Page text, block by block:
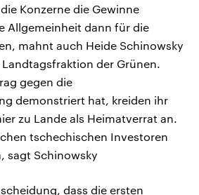
Konzerne die Gewinne
Allgemeinheit dann für die
mahnt auch Heide Schinowsky
der Grünen.
gegen die
demonstriert hat, kreiden ihr
zu Lande als Heimatverrat an.
tschechischen Investoren
sagt Schinowsky
dass die ersten